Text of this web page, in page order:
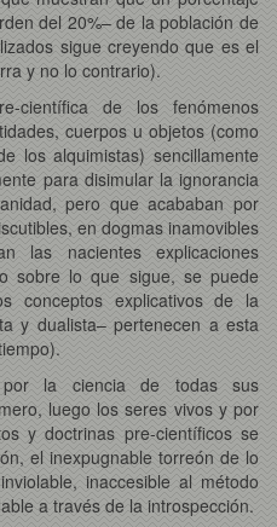
del 20%– de la población de
sigue creyendo que es el
y no lo contrario).
científica de los fenómenos
cuerpos u objetos (como
los alquimistas) sencillamente
para disimular la ignorancia
pero que acababan por
en dogmas inamovibles
las nacientes explicaciones
sobre lo que sigue, se puede
conceptos explicativos de la
y dualista– pertenecen a esta
por la ciencia de todas sus
luego los seres vivos y por
y doctrinas pre-científicos se
el inexpugnable torreón de lo
inaccesible al método
a través de la introspección.